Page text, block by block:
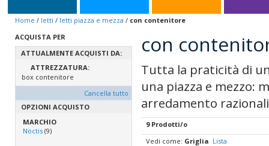
Home / letti / letti piazza e mezza / con contenitore
con
Tutta la praticità di
una piazza e mezzo:
arredamento
9 Prodotti/o
Vedi come: Griglia Lista
ACQUISTA PER
ATTUALMENTE ACQUISTI DA:
ATTREZZATURA:
box contenitore
Cancella tutto
OPZIONI ACQUISTO
MARCHIO
Noctis (9)